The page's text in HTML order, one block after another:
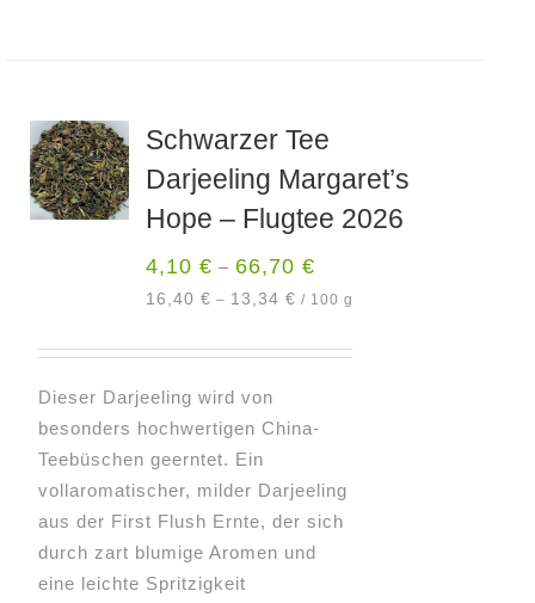
auf.
Die
Optionen
können
auf
der
gewählt
werden
Schwarzer Tee
Darjeeling Margaret’s
Hope – Flugtee 2026
4,10€ – 66,70€
16,40€ – 13,34€ / 100 g
Dieser Darjeeling wird von
besonders hochwertigen China-
Teebüschen geerntet. Ein
vollaromatischer, milder Darjeeling
aus der First Flush Ernte, der sich
durch zart blumige Aromen und
eine leichte Spritzigkeit